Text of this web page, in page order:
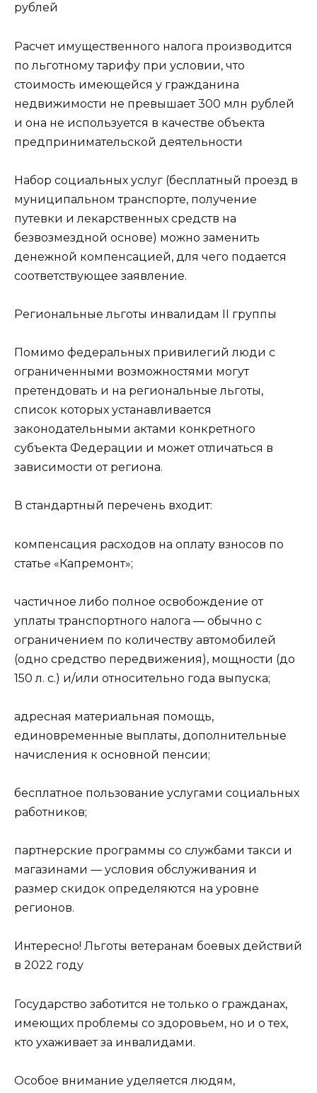
рублей
Расчет имущественного налога производится
по льготному тарифу при условии, что
стоимость имеющейся у гражданина
недвижимости не превышает 300 млн рублей
и она не используется в качестве объекта
предпринимательской деятельности
Набор социальных услуг (бесплатный проезд в
муниципальном транспорте, получение
путевки и лекарственных средств на
безвозмездной основе) можно заменить
денежной компенсацией, для чего подается
соответствующее заявление.
Региональные льготы инвалидам II группы
Помимо федеральных привилегий люди с
ограниченными возможностями могут
претендовать и на региональные льготы,
список которых устанавливается
законодательными актами конкретного
субъекта Федерации и может отличаться в
зависимости от региона.
В стандартный перечень входит:
компенсация расходов на оплату взносов по
статье «Капремонт»;
частичное либо полное освобождение от
уплаты транспортного налога — обычно с
ограничением по количеству автомобилей
(одно средство передвижения), мощности (до
150 л. с.) и/или относительно года выпуска;
адресная материальная помощь,
единовременные выплаты, дополнительные
начисления к основной пенсии;
бесплатное пользование услугами социальных
работников;
партнерские программы со службами такси и
магазинами — условия обслуживания и
размер скидок определяются на уровне
регионов.
Интересно! Льготы ветеранам боевых действий
в 2022 году
Государство заботится не только о гражданах,
имеющих проблемы со здоровьем, но и о тех,
кто ухаживает за инвалидами.
Особое внимание уделяется людям,